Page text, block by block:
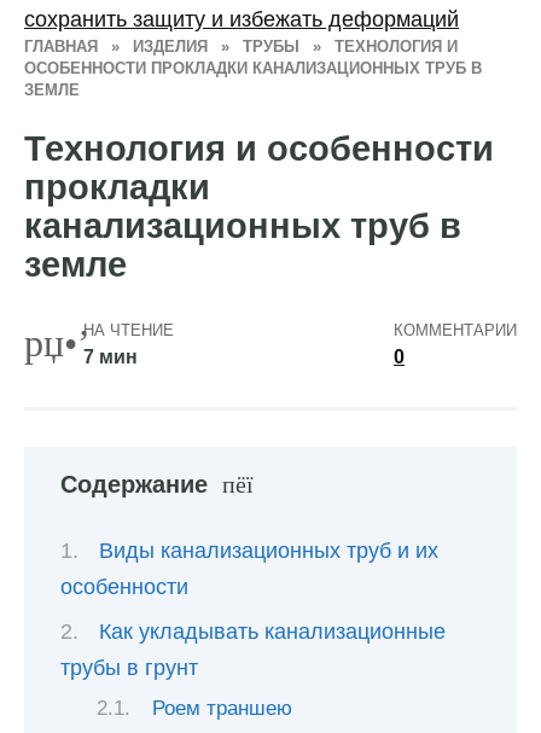
ГЛАВНАЯ » ИЗДЕЛИЯ » ТРУБЫ »
ТЕХНОЛОГИЯ И
ОСОБЕННОСТИ ПРОКЛАДКИ КАНАЛИЗАЦИОННЫХ ТРУБ В
ЗЕМЛЕ
Технология и особенности
прокладки
канализационных труб в
земле
НА ЧТЕНИЕ
7 мин
КОММЕНТАРИИ
0
Содержание
Виды канализационных труб и их
особенности
Как укладывать канализационные
трубы в грунт
Роем траншею
сохранить защиту и избежать деформаций